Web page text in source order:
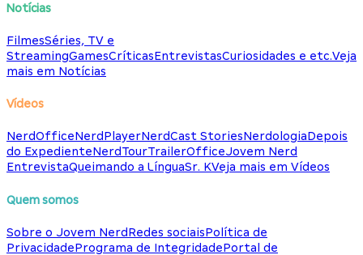
Notícias
FilmesSéries, TV e
StreamingGamesCríticasEntrevistasCuriosidades e etc.Veja
mais em Notícias
Vídeos
NerdOfficeNerdPlayerNerdCast StoriesNerdologiaDepois
do ExpedienteNerdTourTrailerOfficeJovem Nerd
EntrevistaQueimando a LínguaSr. KVeja mais em Vídeos
Quem somos
Sobre o Jovem NerdRedes sociaisPolítica de
PrivacidadePrograma de IntegridadePortal de